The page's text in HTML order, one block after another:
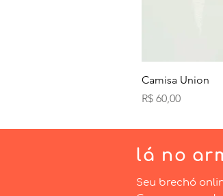
Camisa Union
Preço
R$ 60,00
lá no
Seu brechó